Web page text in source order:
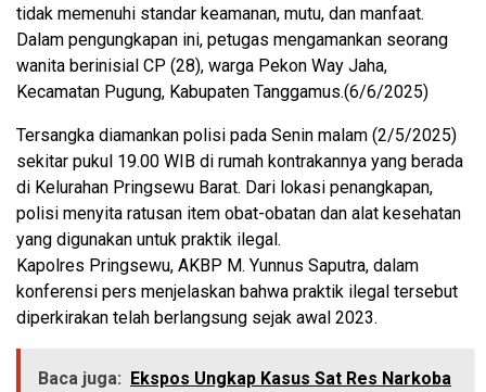
tidak memenuhi standar keamanan, mutu, dan manfaat.
Dalam pengungkapan ini, petugas mengamankan seorang
wanita berinisial CP (28), warga Pekon Way Jaha,
Kecamatan Pugung, Kabupaten Tanggamus.(6/6/2025)
Tersangka diamankan polisi pada Senin malam (2/5/2025)
sekitar pukul 19.00 WIB di rumah kontrakannya yang berada
di Kelurahan Pringsewu Barat. Dari lokasi penangkapan,
polisi menyita ratusan item obat-obatan dan alat kesehatan
yang digunakan untuk praktik ilegal.
Kapolres Pringsewu, AKBP M. Yunnus Saputra, dalam
konferensi pers menjelaskan bahwa praktik ilegal tersebut
diperkirakan telah berlangsung sejak awal 2023.
Baca juga:
Ekspos Ungkap Kasus Sat Res Narkoba